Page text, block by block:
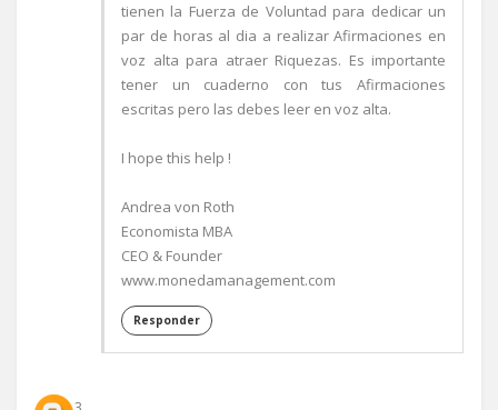
tienen la Fuerza de Voluntad para dedicar un
par de horas al dia a realizar Afirmaciones en
voz alta para atraer Riquezas. Es importante
tener un cuaderno con tus Afirmaciones
escritas pero las debes leer en voz alta.
I hope this help !
Andrea von Roth
Economista MBA
CEO & Founder
www.monedamanagement.com
Responder